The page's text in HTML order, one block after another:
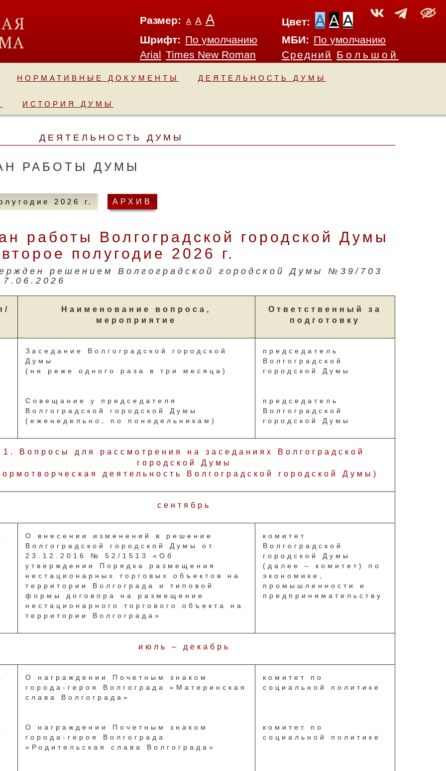
Размер: А А А Цвет: A A A
Шрифт: По умолчанию
Arial Times New Roman
МБИ: По умолчанию
Средний Большой
НОРМАТИВНЫЕ ДОКУМЕНТЫ ДЕЯТЕЛЬНОСТЬ ДУМЫ
ИСТОРИЯ ДУМЫ
ДЕЯТЕЛЬНОСТЬ ДУМЫ
РАБОТЫ ДУМЫ
2026 г. АРХИВ
работы Волгоградской городской Думы
полугодие 2026 г.
решением Волгоградской городской Думы №39/703
Наименование вопроса,
мероприятие
Ответственный за
подготовку
Заседание Волгоградской городской
Думы
(не реже одного раза в три месяца)
председатель
Волгоградской
городской Думы
Совещание у председателя
Волгоградской городской Думы
(еженедельно, по понедельникам)
председатель
Волгоградской
городской Думы
1. Вопросы для рассмотрения на заседаниях Волгоградской
городской Думы
деятельность Волгоградской городской Думы)
сентябрь
О внесении изменений в решение
Волгоградской городской Думы от
23.12.2016 № 52/1513 «Об
утверждении Порядка размещения
нестационарных торговых объектов на
территории Волгограда и типовой
формы договора на размещение
нестационарного торгового объекта на
территории Волгограда»
комитет
Волгоградской
городской Думы
(далее – комитет) по
экономике,
промышленности и
предпринимательству
июль – декабрь
О награждении Почетным знаком
города-героя Волгограда «Материнская
слава Волгограда»
комитет по
социальной политике
О награждении Почетным знаком
города-героя Волгограда
«Родительская слава Волгограда»
комитет по
социальной политике